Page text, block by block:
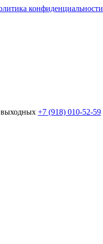
конфиденциальности
выходных +7 (918) 010-52-59